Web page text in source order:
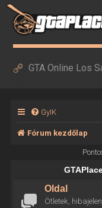
GTA Online Los
GyIK
Fórum kezdőlap
Oldal
Ötletek,